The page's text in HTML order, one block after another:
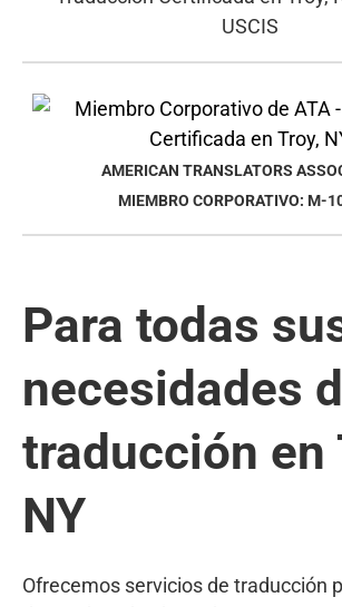
AMERICAN TRANSLATORS
MIEMBRO CORPORATIVO: M-
Para todas
necesidades
traducción en
NY
Ofrecemos servicios de traducción